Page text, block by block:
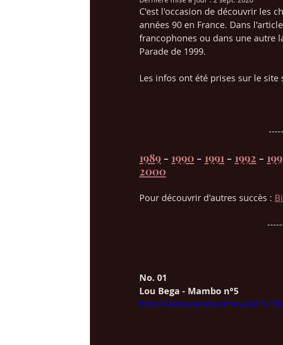
Succès / genres Mes voyages en Europe Films
Christmas / Noël Jeunesse
C'est l'occasion de découvrir les
années 90 en France. Dans
francophones ou dans une autre
Parade de 1999.
Les infos ont été prises sur le site
1989 - 1990 - 1991 - 1992 -
2000
Pour découvrir d'autres succès :
No. 01
Lou Bega - Mambo n°5
https://www.youtube.com/